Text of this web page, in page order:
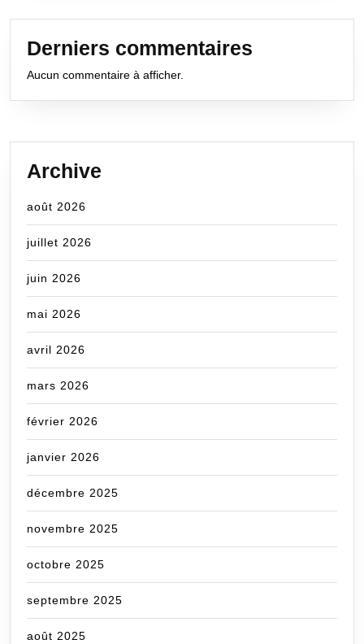
Derniers commentaires
Aucun commentaire à afficher.
Archive
août 2026
juillet 2026
juin 2026
mai 2026
avril 2026
mars 2026
février 2026
janvier 2026
décembre 2025
novembre 2025
octobre 2025
septembre 2025
août 2025